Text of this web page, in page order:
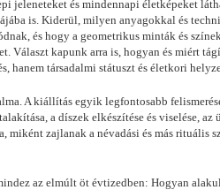
jeleneteket és mindennapi életképeket
is. Kiderül, milyen anyagokkal és
és hogy a geometrikus minták és
Választ kapunk arra is, hogyan és miért
hanem társadalmi státuszt és életkori
A kiállítás egyik legfontosabb
a díszek elkészítése és viselése,
zajlanak a névadási és más rituális
az elmúlt öt évtizedben: Hogyan